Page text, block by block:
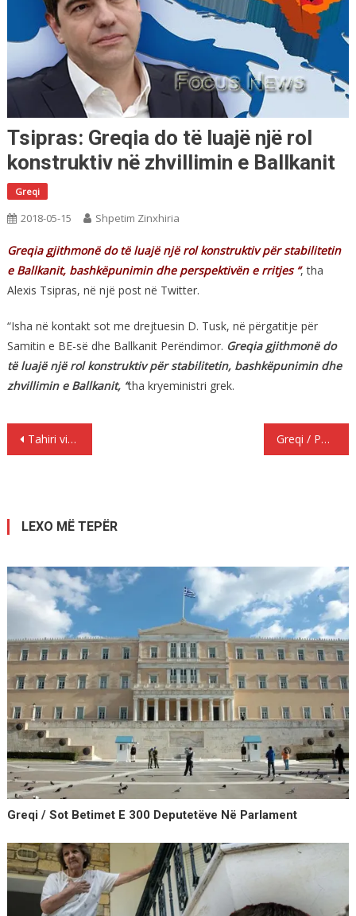
Tsipras: Greqia do të luajë një rol
konstruktiv në zhvillimin e Ballkanit
Greqi
2018-05-15 Shpetim Zinxhiria
Greqia gjithmonë do të luajë një rol konstruktiv për stabilitetin
e Ballkanit, bashkëpunimin dhe perspektivën e rritjes “, tha
Alexis Tsipras, në një post në Twitter.
“Isha në kontakt sot me drejtuesin D. Tusk, në përgatitje për
Samitin e BE-së dhe Ballkanit Perëndimor. Greqia gjithmonë do
të luajë një rol konstruktiv për stabilitetin, bashkëpunimin dhe
zhvillimin e Ballkanit, “tha kryeministri grek.
Lëvizje
Tahiri viktime e sistemit te korruptuar ne Shqiperi? Greqi / Policia debon 745 shqiptar, qe nga fillimi i vitit ka kthyer 2.689 shqiptar
LEXO MË TEPËR
Greqi / Sot Betimet E 300 Deputetëve Në Parlament